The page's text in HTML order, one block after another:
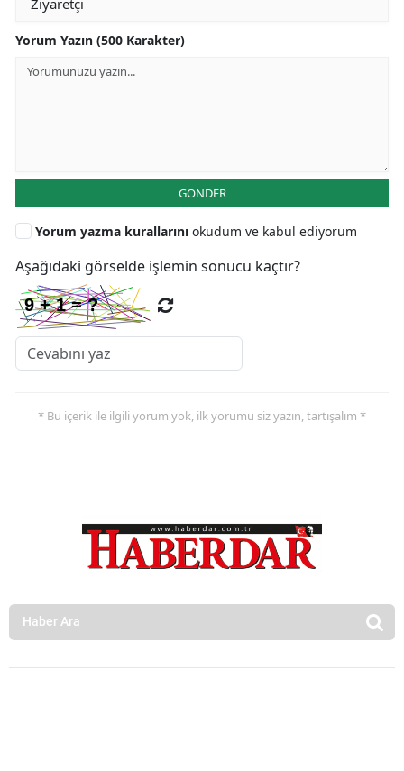
Yorum Yazın (500 Karakter)
GÖNDER
Yorum yazma kurallarını okudum ve kabul ediyorum
Aşağıdaki görselde işlemin sonucu kaçtır?
* Bu içerik ile ilgili yorum yok, ilk yorumu siz yazın, tartışalım *